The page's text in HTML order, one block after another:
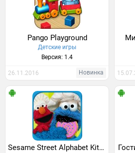
Pango Playground
Детские игры
Версия: 1.4
26.11.2016 Новинка
Sesame Street Alphabet Kitchen